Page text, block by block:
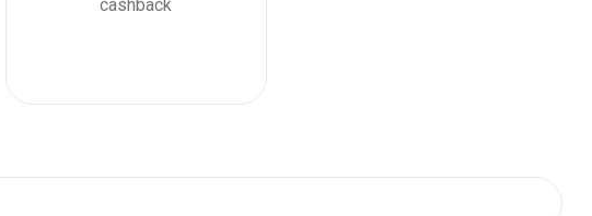
cashback